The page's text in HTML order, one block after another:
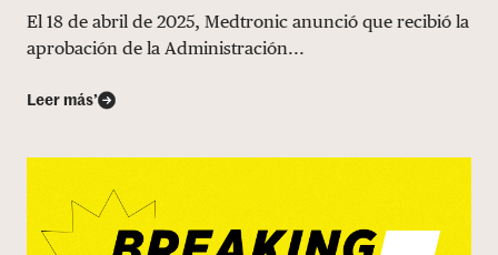
El 18 de abril de 2025, Medtronic anunció que recibió la
aprobación de la Administración...
Leer más’